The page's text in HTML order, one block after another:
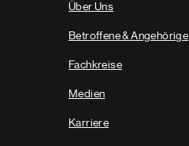
Über Uns
Betroffene & Angehörige
Fachkreise
Medien
Karriere